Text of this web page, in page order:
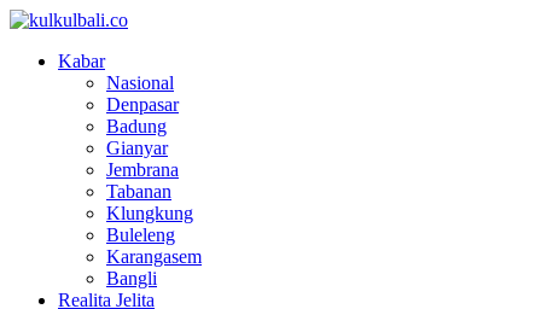
Kabar
Nasional
Denpasar
Badung
Gianyar
Jembrana
Tabanan
Klungkung
Buleleng
Karangasem
Bangli
Realita Jelita